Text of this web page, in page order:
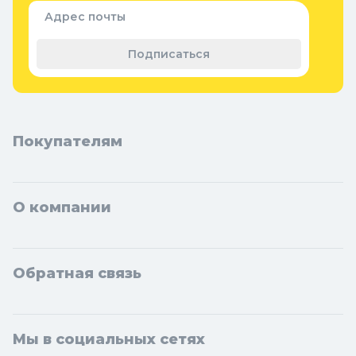
Семена и растения
Теплицы, парники и укрывной
Адрес почты
Подписаться
Покупателям
О компании
Обратная связь
Мы в социальных сетях